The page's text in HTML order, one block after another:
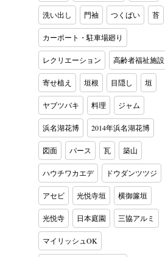
洗い出し 門袖 つくばい 苔
カーポート・駐車場廻り
レクリエーション 高齢者福祉施設
寄せ植え 垣根 目隠し 垣
ヤブツバキ 料理 ジャム
浜名湖花博 2014年浜名湖花博
図面 パース 瓦 築山
ハウチワカエデ ドウダンツツジ
アセビ 光悦寺垣 横御簾垣
光悦寺 日本庭園 三協アルミ
マイリッシュOK